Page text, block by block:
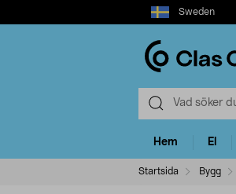
Select
market
Sweden
Hem El
Startsida Bygg